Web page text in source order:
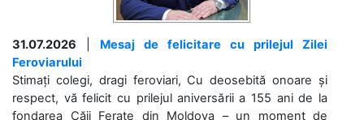
31.07.2026
Mesaj de felicitare cu prilejul Zilei
Feroviarului
Stimați colegi, dragi feroviari, Cu deosebită onoare și
respect, vă felicit cu prilejul aniversării a 155 ani de la
fondarea Căii Ferate din Moldova – un moment de